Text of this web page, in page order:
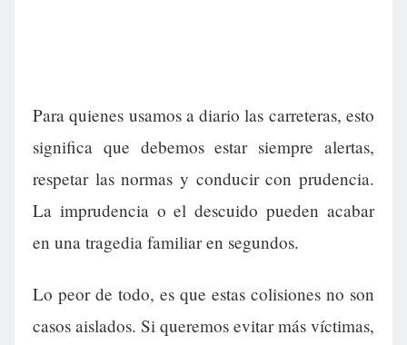
Para quienes usamos a diario las carreteras, esto
significa que debemos estar siempre alertas,
respetar las normas y conducir con prudencia.
La imprudencia o el descuido pueden acabar
en una tragedia familiar en segundos.
Lo peor de todo, es que estas colisiones no son
casos aislados. Si queremos evitar más víctimas,